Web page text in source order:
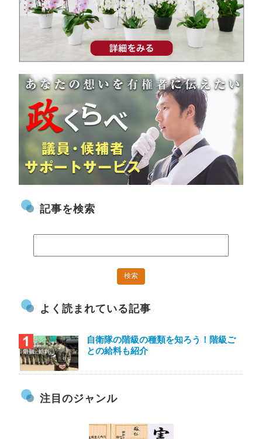
記事を検索
よく読まれている記事
自衛隊の階級の種類を知ろう！階級ご
との給料も紹介
注目のジャンル